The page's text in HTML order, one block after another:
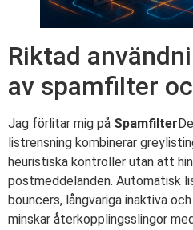
Riktad
av spamfilter
Jag förlitar mig på Spamfilter
listrensning kombinerar
heuristiska kontroller utan att
postmeddelanden. Automatisk
bouncers, långvariga inaktiva
minskar återkopplingsslingor